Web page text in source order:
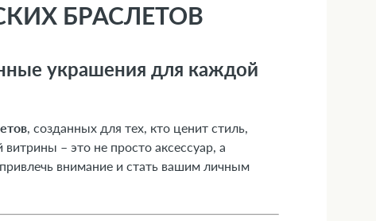
БРАСЛЕТОВ
украшения для каждой
, созданных для тех, кто ценит стиль,
– это не просто аксессуар, а
внимание и стать вашим личным